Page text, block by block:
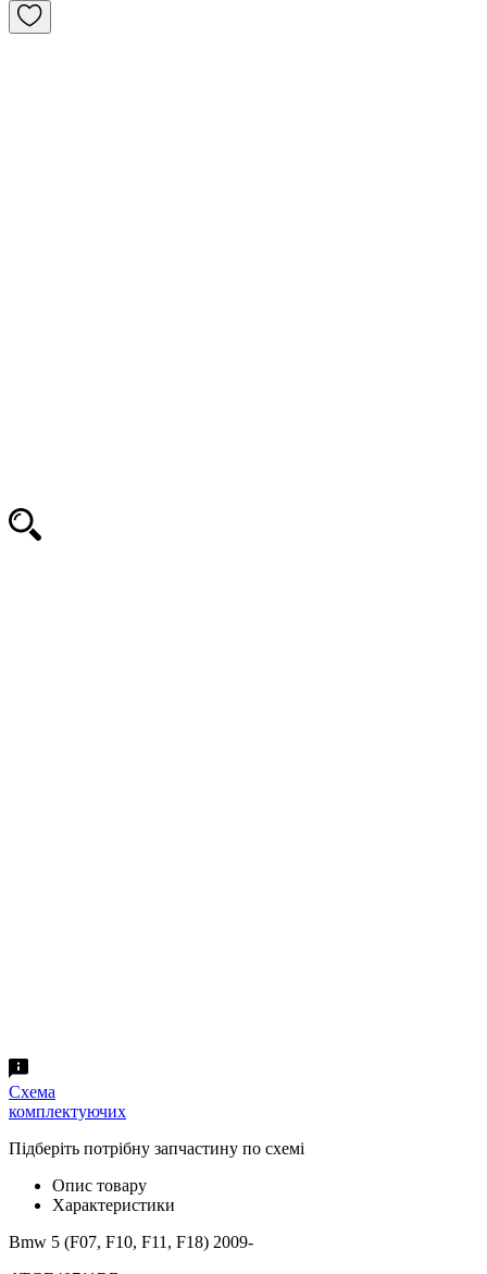
Схема
комплектуючих
Підберіть потрібну запчастину по схемі
Опис товару
Характеристики
Bmw 5 (F07, F10, F11, F18) 2009-